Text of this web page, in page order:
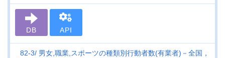
DB API
82-3
男女,職業,スポーツの種類別行動者数(有業者)－全国，